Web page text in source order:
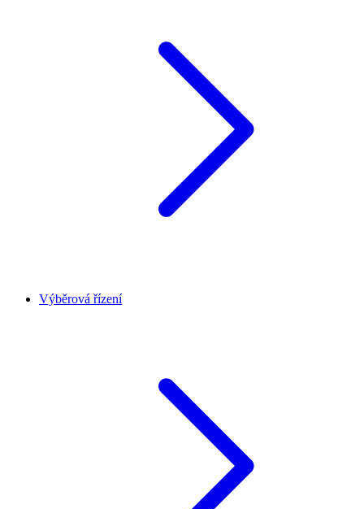
Výběrová řízení